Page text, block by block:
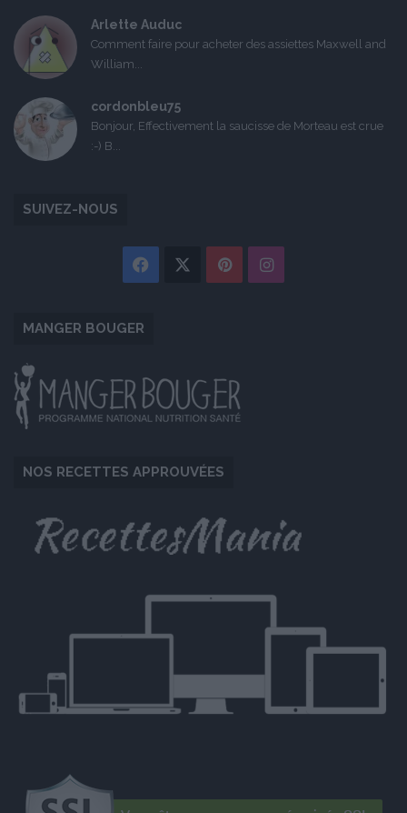
Arlette Auduc
Comment faire pour acheter des assiettes Maxwell and
William...
cordonbleu75
Bonjour, Effectivement la saucisse de Morteau est crue
:-) B...
SUIVEZ-NOUS
Facebook PinterestInstagram
MANGER BOUGER
NOS RECETTES APPROUVÉES